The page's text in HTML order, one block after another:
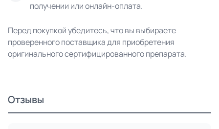
получении или онлайн-оплата.
Перед покупкой убедитесь, что вы выбираете
проверенного поставщика для приобретения
оригинального сертифицированного препарата.
Отзывы